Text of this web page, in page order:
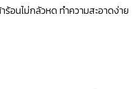
ร้อนไม่กลัวหด ทำความสะอาดง่าย